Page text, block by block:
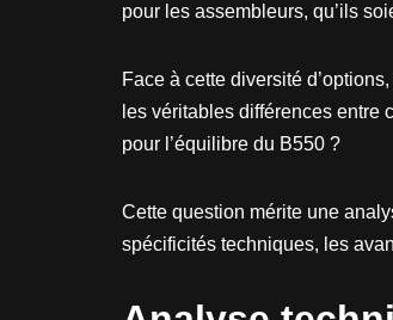
pour les assembleurs, qu’ils
Face à cette diversité
les véritables différences entre
pour l’équilibre du B550 ?
Cette question mérite une
spécificités techniques, les